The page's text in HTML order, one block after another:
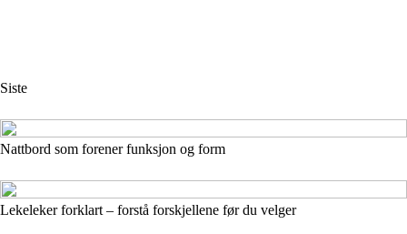
Siste
Nattbord som forener funksjon og form
Lekeleker forklart – forstå forskjellene før du velger